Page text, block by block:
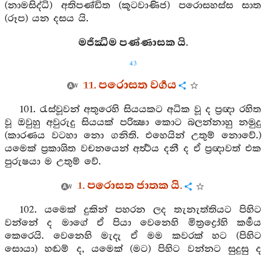
(නාමසිද්ධි) අතිපණ්ඩිත (කූටවාණිජ) පරොසහස්ස සාත
(රූප) යන දසය යි.
මජිඣිම පණ්ණාසක යි.
43
11. පරොසත වර්‍ගය
101. රැස්වූවන් අතුරෙහි සියයකට අධික වූ ද ප්‍රඥා රහිත
වූ ඔවුහු අවුරුදු සියයක් පරික්‍ෂා කොට බලන්නාහු නමුදු
(කාරණය වටහා නො ගනිති. එහෙයින් උතුම් නොවේ.)
යමෙක් ප්‍රකාශිත වචනයෙන් අර්‍ත්‍ථය දනී ද ඒ ප්‍රඥාවත් එක
පුරුෂයා ම උතුම් වේ.
1. පරොසත ජාතක යි.
102. යමෙක් දුකින් පහරන ලද තැනැත්තියට පිහිට
වන්නේ ද මාගේ ඒ පියා වෙනෙහි මිත්‍රද්‍රෝහි කර්‍මය
කෙරෙයි. වෙනෙහි මැදැ ඒ මම කවරක් හට (පිහිට
සොයා) හඬම් ද, යමෙක් (මට) පිහිට වන්නට සුදුසු ද